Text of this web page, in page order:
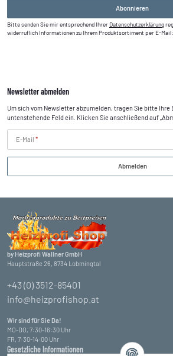
Abonnieren
Bitte senden Sie mir entsprechend Ihrer Datenschutzerklärung
widerruflich Informationen zu Ihrem Produktsortiment per E-Mail
Newsletter abmelden
Um sich vom Newsletter abzumelden, tragen Sie bitte Ihre
untenstehende Feld ein. Klicken Sie anschließend auf
E-Mail
Abmelden
by Heizprofi Wallner GmbH
Hauptstraße 26, 8734 Lobmingtal
+43 (0) 3512-85401
info@heizprofishop.at
Wir sind für Sie Da!
MO-DO, 7:30-16:30 Uhr
FR, 7:30-14:00 Uhr
Gesetzliche Informationen